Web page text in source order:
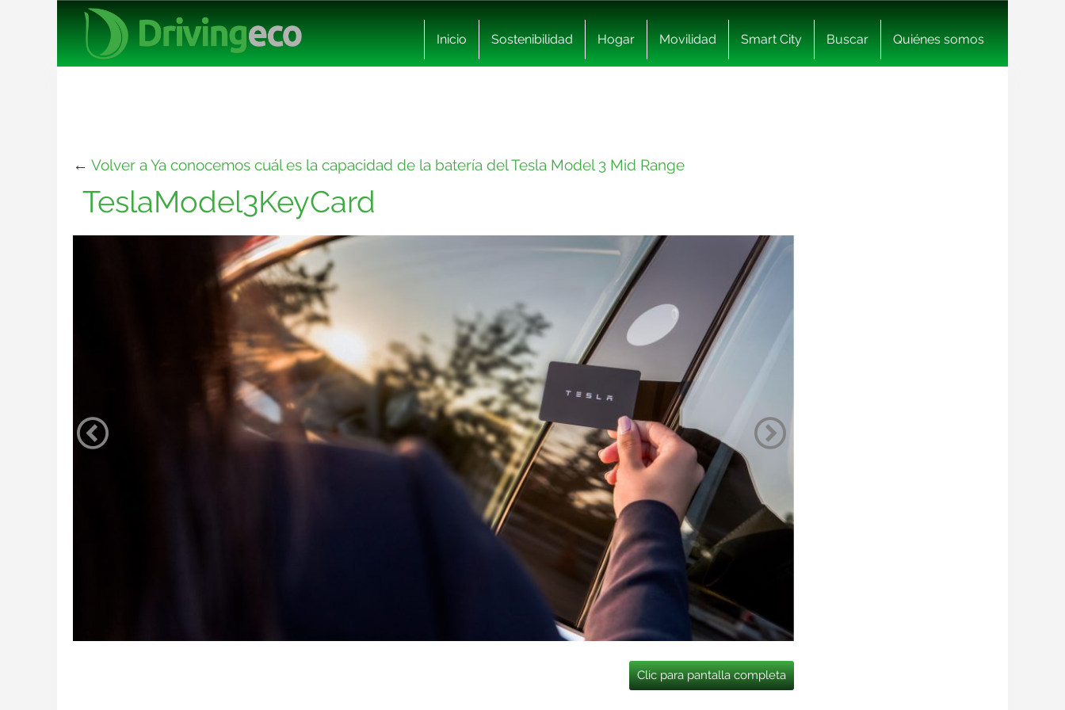
Inicio Sostenibilidad Hogar Movilidad Smart City Buscar Quiénes somos
← Volver a Ya conocemos cuál es la capacidad de la batería del Tesla Model 3 Mid Range
TeslaModel3KeyCard
Clic para pantalla completa